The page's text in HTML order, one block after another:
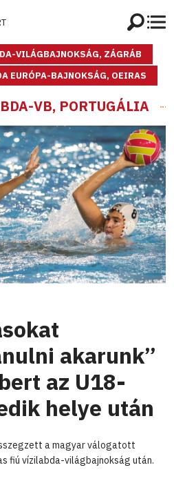
VILÁGBAJNOKSÁG, ZÁGRÁB
EURÓPA-BAJNOKSÁG, OEIRAS
VB, PORTUGÁLIA
akarunk”
az U18-
helye után
a magyar válogatott
fiú vízilabda-világbajnokság után.